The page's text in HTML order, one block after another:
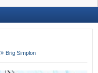
Brig Simplon